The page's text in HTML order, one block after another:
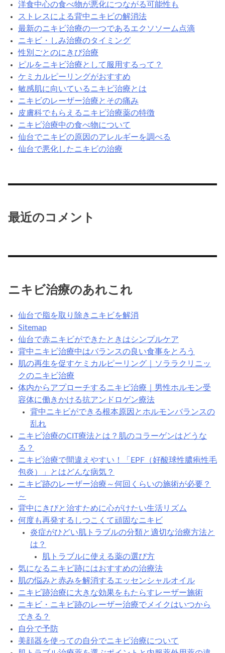
洋食中心の食べ物が悪化につながる可能性も
ストレスによる背中ニキビの解消法
最新のニキビ治療の一つであるエクソソーム点滴
ニキビ・しみ治療のタイミング
性別ごとのにきび治療
ピルをニキビ治療として服用するって？
ケミカルピーリングがおすすめ
敏感肌に向いているニキビ治療とは
ニキビのレーザー治療とその痛み
皮膚科でもらえるニキビ治療薬の特徴
ニキビ治療中の食べ物について
仙台でニキビの原因のアレルギーを調べる
仙台で悪化したニキビの治療
最近のコメント
ニキビ治療のあれこれ
仙台で脂を取り除きニキビを解消
Sitemap
仙台で赤ニキビができたときはシンプルケア
背中ニキビ治療中はバランスの良い食事をとろう
肌の再生を促すケミカルピーリング｜ソララクリニッ
クのニキビ治療
体内からアプローチするニキビ治療｜男性ホルモン受
容体に働きかける抗アンドロゲン療法
背中ニキビができる根本原因とホルモンバランスの
乱れ
ニキビ治療のCIT療法とは？肌のコラーゲンはどうな
る？
ニキビ治療で間違えやすい！「EPF（好酸球性膿疱性毛
包炎）」とはどんな病気？
ニキビ跡のレーザー治療～何回くらいの施術が必要？
～
背中にきびと治すために心がけたい生活リズム
何度も再発するしつこくて頑固なニキビ
炎症がひどい肌トラブルの分類と適切な治療方法と
は？
肌トラブルに使える薬の選び方
気になるニキビ跡にはおすすめの治療法
肌の悩みと赤みを解消するエッセンシャルオイル
ニキビ跡治療に大きな効果をもたらすレーザー施術
ニキビ・ニキビ跡のレーザー治療でメイクはいつから
できる？
自分で予防
美顔器を使っての自分でニキビ治療について